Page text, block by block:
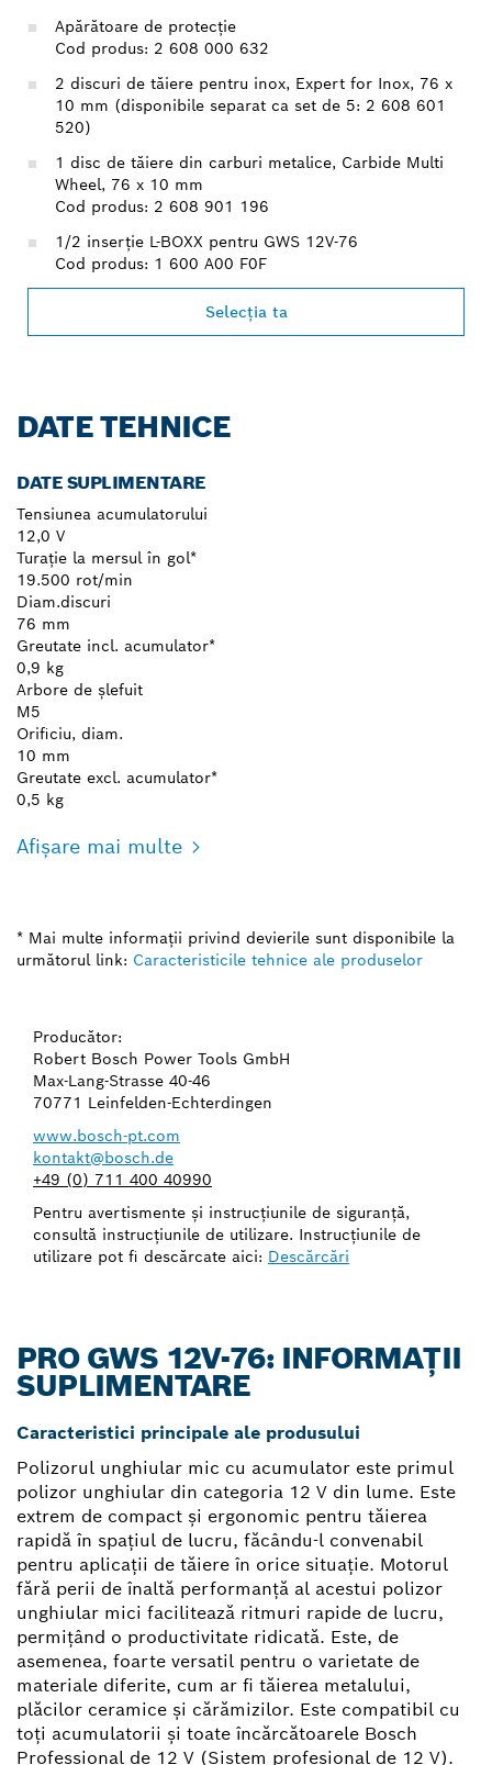
Apărătoare de protecţie
Cod produs: 2 608 000 632
2 discuri de tăiere pentru inox, Expert for Inox, 76 x
10 mm (disponibile separat ca set de 5: 2 608 601
520)
1 disc de tăiere din carburi metalice, Carbide Multi
Wheel, 76 x 10 mm
Cod produs: 2 608 901 196
1/2 inserţie L-BOXX pentru GWS 12V-76
Cod produs: 1 600 A00 F0F
Selecţia ta
DATE TEHNICE
DATE SUPLIMENTARE
Tensiunea acumulatorului
12,0 V
Turaţie la mersul în gol*
19.500 rot/min
Diam.discuri
76 mm
Greutate incl. acumulator*
0,9 kg
Arbore de şlefuit
M5
Orificiu, diam.
10 mm
Greutate excl. acumulator*
0,5 kg
Afișare mai multe
* Mai multe informaţii privind devierile sunt disponibile la
următorul link: Caracteristicile tehnice ale produselor
Producător:
Robert Bosch Power Tools GmbH
Max-Lang-Strasse 40-46
70771 Leinfelden-Echterdingen
www.bosch-pt.com
kontakt@bosch.de
+49 (0) 711 400 40990
Pentru avertismente şi instrucţiunile de siguranţă,
consultă instrucţiunile de utilizare. Instrucţiunile de
utilizare pot fi descărcate aici: Descărcări
PRO GWS 12V-76: INFORMAȚII
SUPLIMENTARE
Caracteristici principale ale produsului
Polizorul unghiular mic cu acumulator este primul
polizor unghiular din categoria 12 V din lume. Este
extrem de compact şi ergonomic pentru tăierea
rapidă în spaţiul de lucru, făcându-l convenabil
pentru aplicaţii de tăiere în orice situaţie. Motorul
fără perii de înaltă performanţă al acestui polizor
unghiular mici facilitează ritmuri rapide de lucru,
permiţând o productivitate ridicată. Este, de
asemenea, foarte versatil pentru o varietate de
materiale diferite, cum ar fi tăierea metalului,
plăcilor ceramice şi cărămizilor. Este compatibil cu
toţi acumulatorii şi toate încărcătoarele Bosch
Professional de 12 V (Sistem profesional de 12 V).